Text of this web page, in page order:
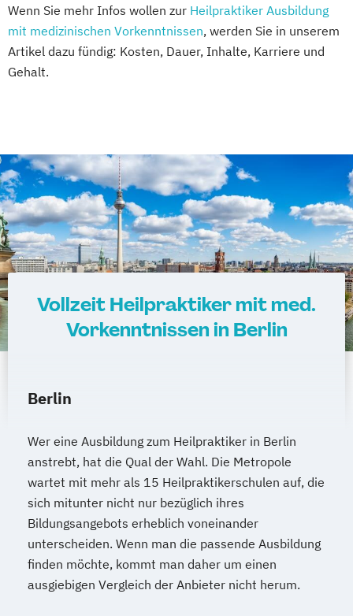
Wenn Sie mehr Infos wollen zur Heilpraktiker Ausbildung
mit medizinischen Vorkenntnissen, werden Sie in unserem
Artikel dazu fündig: Kosten, Dauer, Inhalte, Karriere und
Gehalt.
Vollzeit Heilpraktiker mit med.
Vorkenntnissen in Berlin
Berlin
Wer eine Ausbildung zum Heilpraktiker in Berlin
anstrebt, hat die Qual der Wahl. Die Metropole
wartet mit mehr als 15 Heilpraktikerschulen auf, die
sich mitunter nicht nur bezüglich ihres
Bildungsangebots erheblich voneinander
unterscheiden. Wenn man die passende Ausbildung
finden möchte, kommt man daher um einen
ausgiebigen Vergleich der Anbieter nicht herum.